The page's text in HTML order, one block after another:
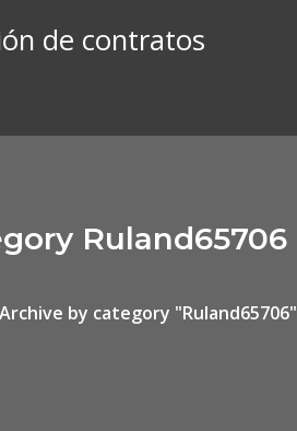
de contratos
Ruland65706
Archive by category "Ruland65706"